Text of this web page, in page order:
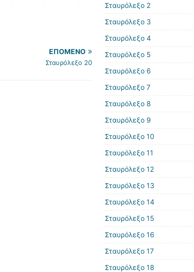
ΕΠΌΜΕΝΟ
Σταυρόλεξο 20
Σταυρόλεξο 2
Σταυρόλεξο 3
Σταυρόλεξο 4
Σταυρόλεξο 5
Σταυρόλεξο 6
Σταυρόλεξο 7
Σταυρόλεξο 8
Σταυρόλεξο 9
Σταυρόλεξο 10
Σταυρόλεξο 11
Σταυρόλεξο 12
Σταυρόλεξο 13
Σταυρόλεξο 14
Σταυρόλεξο 15
Σταυρόλεξο 16
Σταυρόλεξο 17
Σταυρόλεξο 18